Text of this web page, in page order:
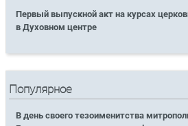
Первый выпускной акт на курсах
в Духовном центре
Популярное
В день своего тезоименитства